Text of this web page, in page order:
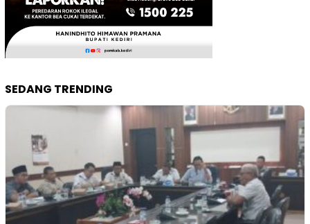
SEDANG TRENDING